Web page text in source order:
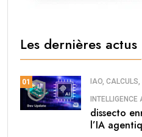
Les dernières actus
01 IAO,
dissecto
l’IA